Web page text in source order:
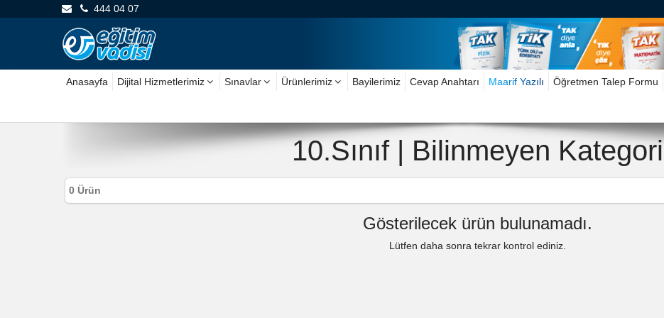
444 04 07
Anasayfa Dijital Hizmetlerimiz Sınavlar Ürünlerimiz Bayilerimiz Cevap Anahtarı Maarif Yazılı Öğretmen Talep Formu
10.Sınıf | Bilinmeyen Kategori
0 Ürün
Gösterilecek ürün bulunamadı.
Lütfen daha sonra tekrar kontrol ediniz.